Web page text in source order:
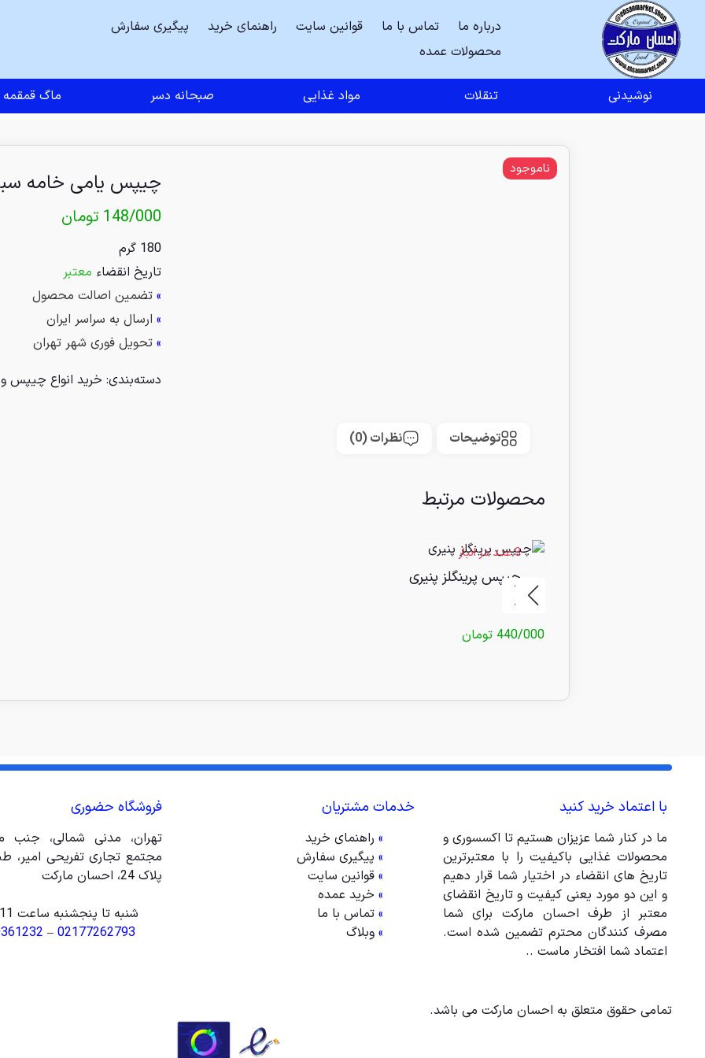
درباره ما تماس با ما قوانین سایت راهنمای خرید
پیگیری سفارش
محصولات عمده
نوشیدنی تنقلات مواد غذایی صبحانه دسر ماگ قمقمه
چیپس یامی خامه
148/000 تومان
180 گرم
تاریخ انقضاء معتبر
» تضمین اصالت محصول
» ارسال به سراسر ایران
» تحویل فوری شهر تهران
ناموجود
دسته‌بندی: خرید انواع چیپس و
توضیحات نظرات (0)
محصولات مرتبط
3 عدد در انبار
چیپس پرینگلز پنیری
440/000 تومان
با اعتماد خرید کنید
ما در کنار شما عزیزان هستیم تا اکسسوری و
محصولات غذایی باکیفیت را با معتبرترین
تاریخ های انقضاء در اختیار شما قرار دهیم
و این دو مورد یعنی کیفیت و تاریخ انقضای
معتبر از طرف احسان مارکت برای شما
مصرف کنندگان محترم تضمین شده است.
اعتماد شما افتخار ماست ..
خدمات مشتریان
» راهنمای خرید
» پیگیری سفارش
» قوانین سایت
» خرید عمده
» تماس با ما
» وبلاگ
فروشگاه حضوری
تهران، مدنی شمالی، جنب
پلاک 24، احسان مارکت
شنبه تا پنجشنبه ساعت 11 الی 20
02177262793
–
تمامی حقوق متعلق به احسان مارکت می باشد.